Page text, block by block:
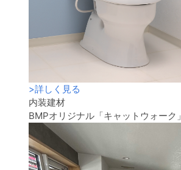
>詳しく見る
内装建材
BMPオリジナル「キャットウォーク」